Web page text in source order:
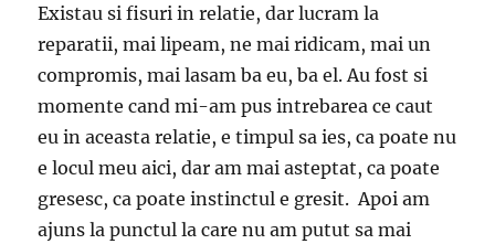
Existau si fisuri in relatie, dar lucram la
reparatii, mai lipeam, ne mai ridicam, mai un
compromis, mai lasam ba eu, ba el. Au fost si
momente cand mi-am pus intrebarea ce caut
eu in aceasta relatie, e timpul sa ies, ca poate nu
e locul meu aici, dar am mai asteptat, ca poate
gresesc, ca poate instinctul e gresit. Apoi am
ajuns la punctul la care nu am putut sa mai